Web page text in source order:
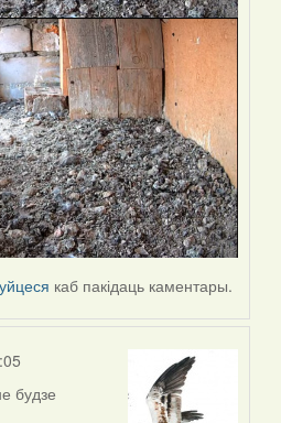
каб пакідаць каментары.
будзе